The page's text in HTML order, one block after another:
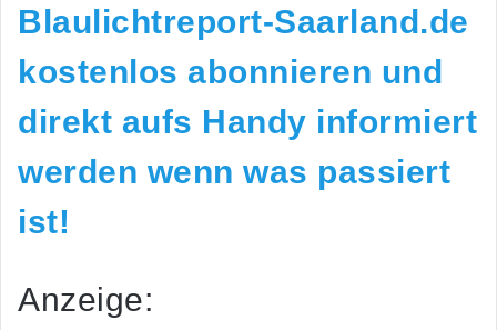
Blaulichtreport-Saarland.de
kostenlos abonnieren und
direkt aufs Handy informiert
werden wenn was passiert
ist!
Anzeige: